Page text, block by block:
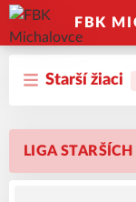
FBK
Starší žiaci
LIGA